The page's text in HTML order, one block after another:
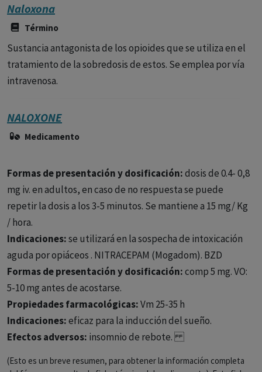
Naloxona
Término
Sustancia antagonista de los opioides que se utiliza en el
tratamiento de la sobredosis de estos. Se emplea por vía
intravenosa.
NALOXONE
Medicamento
Formas de presentación y dosificación:dosis de 0.4- 0,8
mg iv. en adultos, en caso de no respuesta se puede
repetir la dosis a los 3-5 minutos. Se mantiene a 15 mg/ Kg
/ hora.
Indicaciones:se utilizará en la sospecha de intoxicación
aguda por opiáceos . NITRACEPAM (Mogadom). BZD
Formas de presentación y dosificación:comp 5 mg. VO:
5-10 mg antes de acostarse.
Propiedades farmacológicas:Vm 25-35 h
Indicaciones:eficaz para la inducción del sueño.
Efectos adversos: insomnio de rebote.
(Esto es un breve resumen, para obtener la información completa